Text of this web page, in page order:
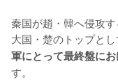
秦国が趙・韓へ侵攻
大国・楚のトップと
軍にとって最終盤に
す。